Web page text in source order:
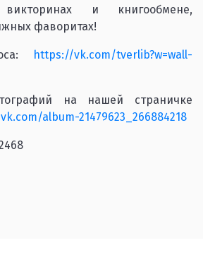
и книгообмене,
фаворитах!
https://vk.com/tverlib?w=wall-
на нашей страничке
album-21479623_266884218